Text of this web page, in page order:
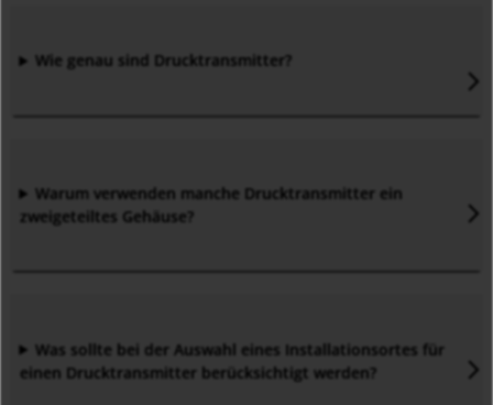
Wie genau sind Drucktransmitter?
Warum verwenden manche Drucktransmitter ein
zweigeteiltes Gehäuse?
Was sollte bei der Auswahl eines Installationsortes für
einen Drucktransmitter berücksichtigt werden?